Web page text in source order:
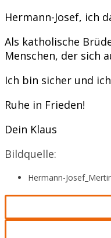
Hermann-Josef, ich
Als katholische
Menschen, der sich
Ich bin sicher und
Ruhe in Frieden!
Dein Klaus
Bildquelle:
Hermann-